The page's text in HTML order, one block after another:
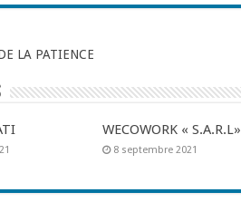
LA PATIENCE
WECOWORK « S.A.R.L»
8 septembre 2021